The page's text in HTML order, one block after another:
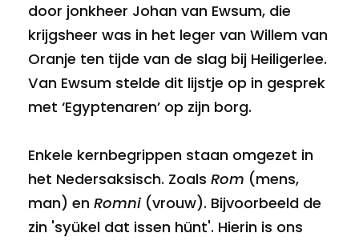
door jonkheer Johan van Ewsum, die
krijgsheer was in het leger van Willem van
Oranje ten tijde van de slag bij Heiligerlee.
Van Ewsum stelde dit lijstje op in gesprek
met ‘Egyptenaren’ op zijn borg.
Enkele kernbegrippen staan omgezet in
het Nedersaksisch. Zoals Rom (mens,
man) en Romni (vrouw). Bijvoorbeeld de
zin 'syükel dat issen hünt'. Hierin is ons